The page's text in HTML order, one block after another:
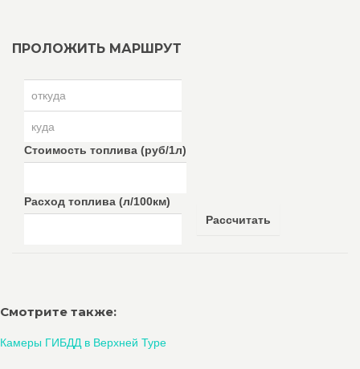
ПРОЛОЖИТЬ МАРШРУТ
Стоимость топлива (руб/1л)
Расход топлива (л/100км)
Рассчитать
Смотрите также:
Камеры ГИБДД в Верхней Туре